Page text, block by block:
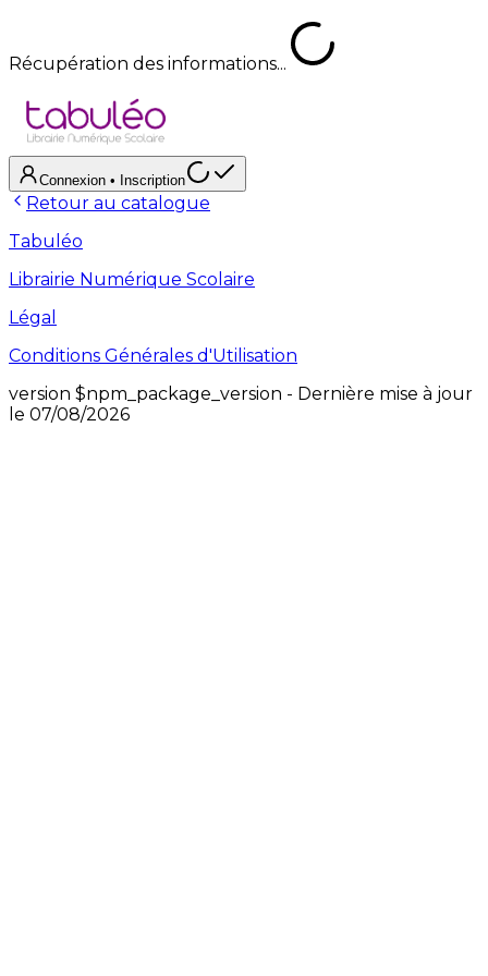
Récupération des informations...
Connexion • Inscription
Retour au catalogue
Tabuléo
Librairie Numérique Scolaire
Légal
Conditions Générales d'Utilisation
version $npm_package_version - Dernière mise à jour
le 07/08/2026